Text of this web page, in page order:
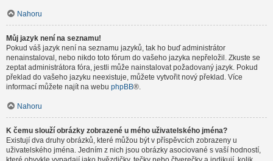
Nahoru
Můj jazyk není na seznamu!
Pokud váš jazyk není na seznamu jazyků, tak ho buď administrátor
nenainstaloval, nebo nikdo toto fórum do vašeho jazyka nepřeložil. Zkuste se
zeptat administrátora fóra, jestli může nainstalovat požadovaný jazyk. Pokud
překlad do vašeho jazyku neexistuje, můžete vytvořit nový překlad. Více
informací můžete najít na webu phpBB®.
Nahoru
K čemu slouží obrázky zobrazené u mého uživatelského jména?
Existují dva druhy obrázků, které můžou být v příspěvcích zobrazeny u
uživatelského jména. Jedním z nich jsou obrázky asociované s vaší hodností,